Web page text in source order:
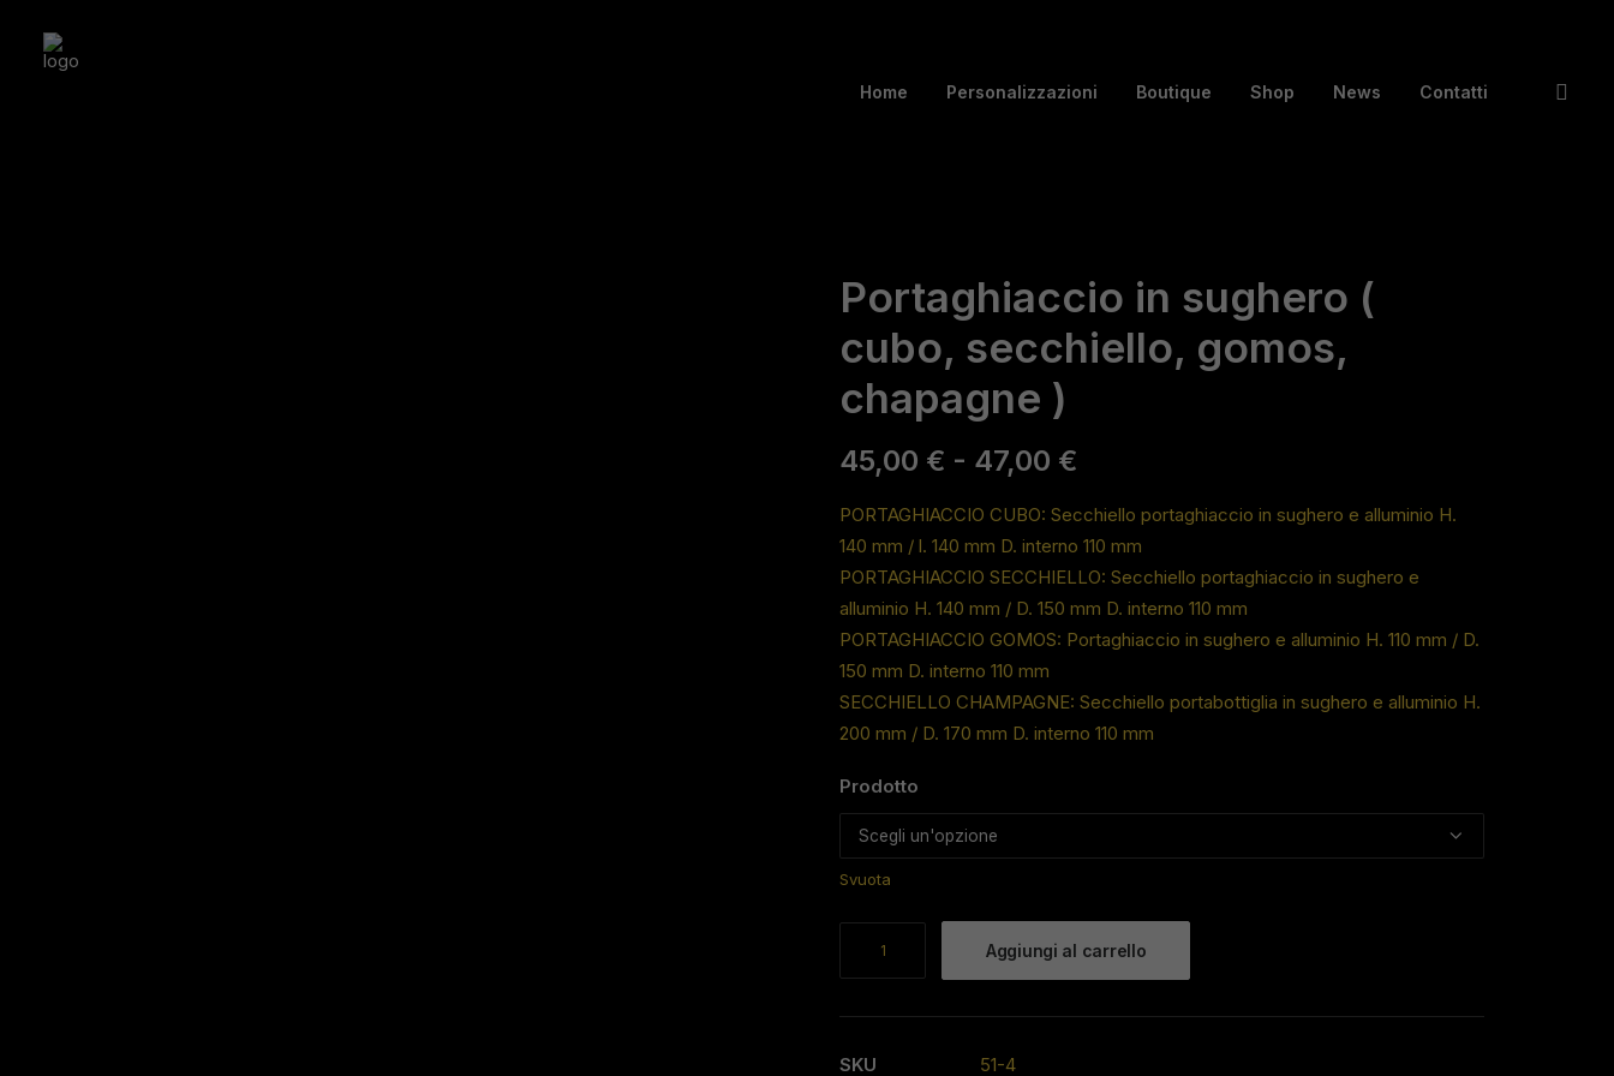
Home Personalizzazioni Boutique Shop News Contatti
Portaghiaccio in sughero (
cubo, secchiello, gomos,
chapagne )
45,00 € - 47,00 €
prezzo:
da
45,00 €
a
47,00 €
PORTAGHIACCIO CUBO: Secchiello portaghiaccio in sughero e alluminio H.
140 mm / l. 140 mm D. interno 110 mm
PORTAGHIACCIO SECCHIELLO: Secchiello portaghiaccio in sughero e
alluminio H. 140 mm / D. 150 mm D. interno 110 mm
PORTAGHIACCIO GOMOS: Portaghiaccio in sughero e alluminio H. 110 mm / D.
150 mm D. interno 110 mm
SECCHIELLO CHAMPAGNE: Secchiello portabottiglia in sughero e alluminio H.
200 mm / D. 170 mm D. interno 110 mm
Prodotto
Svuota
cubo,
Aggiungi al carrello
SKU
51-4